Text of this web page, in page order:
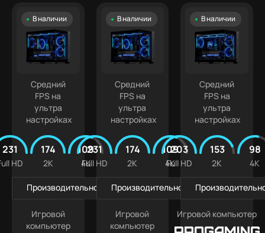
В наличии
Средний
FPS на
ультра
настройках
231
HD
174
2K
109
4K
Производительность в играх
Игровой
компьютер
В наличии
Средний
FPS на
ультра
настройках
231
Full HD
174
2K
109
4K
Производительность в играх
Игровой
компьютер
В наличии
Средний
FPS на
ультра
настройках
203
Full HD
153
2K
98
4K
Игровой компьютер